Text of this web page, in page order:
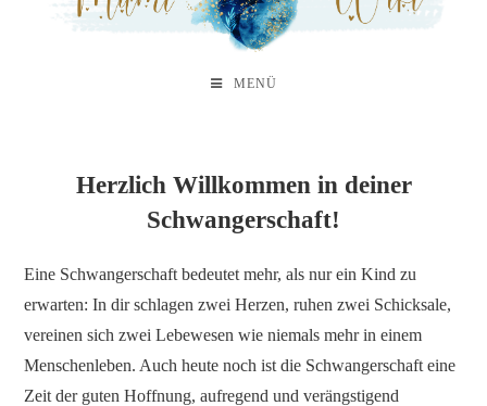
MENÜ
Herzlich Willkommen in deiner
Schwangerschaft!
Eine Schwangerschaft bedeutet mehr, als nur ein Kind zu
erwarten: In dir schlagen zwei Herzen, ruhen zwei Schicksale,
vereinen sich zwei Lebewesen wie niemals mehr in einem
Menschenleben. Auch heute noch ist die Schwangerschaft eine
Zeit der guten Hoffnung, aufregend und verängstigend